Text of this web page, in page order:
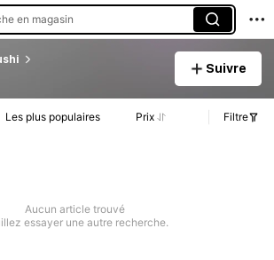
en magasin
Suivre
Les plus populaires Prix Filtre
Aucun article trouvé
essayer une autre recherche.